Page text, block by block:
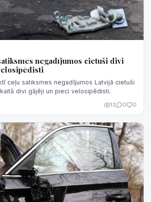
negadījumos cietuši divi
ceļu satiksmes negadījumos Latvijā cietuši
divi gājēji un pieci velosipēdisti.
13 0 0